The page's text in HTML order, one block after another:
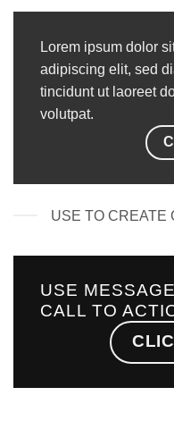
Lorem ipsum dolor
adipiscing elit, sed
tincidunt ut laoreet
volutpat.
USE TO CREATE
USE
CALL TO